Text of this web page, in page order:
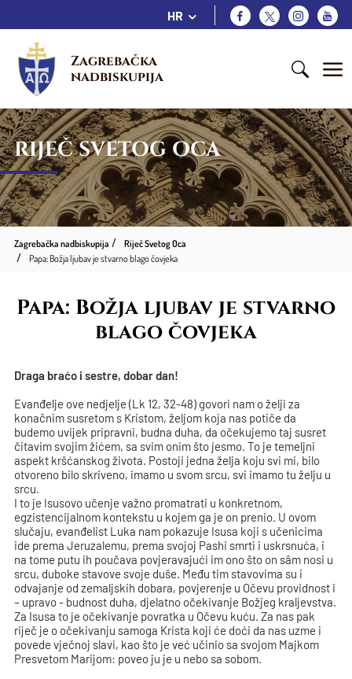
HR
Zagrebačka
nadbiskupija
RIJEČ SVETOG OCA
Zagrebačka nadbiskupija
Riječ Svetog Oca
Papa: Božja ljubav je stvarno blago čovjeka
Papa: Božja ljubav je stvarno
blago čovjeka
Draga braćo i sestre, dobar dan!
Evanđelje ove nedjelje (Lk 12, 32-48) govori nam o želji za
konačnim susretom s Kristom, željom koja nas potiče da
budemo uvijek pripravni, budna duha, da očekujemo taj susret
čitavim svojim žićem, sa svim onim što jesmo. To je temeljni
aspekt kršćanskog života. Postoji jedna želja koju svi mi, bilo
otvoreno bilo skriveno, imamo u svom srcu, svi imamo tu želju u
srcu.
I to je Isusovo učenje važno promatrati u konkretnom,
egzistencijalnom kontekstu u kojem ga je on prenio. U ovom
slučaju, evanđelist Luka nam pokazuje Isusa koji s učenicima
ide prema Jeruzalemu, prema svojoj Pashi smrti i uskrsnuća, i
na tome putu ih poučava povjeravajući im ono što on sâm nosi u
srcu, duboke stavove svoje duše. Među tim stavovima su i
odvajanje od zemaljskih dobara, povjerenje u Očevu providnost i
– upravo - budnost duha, djelatno očekivanje Božjeg kraljevstva.
Za Isusa to je očekivanje povratka u Očevu kuću. Za nas pak
riječ je o očekivanju samoga Krista koji će doći da nas uzme i
povede vječnoj slavi, kao što je već učinio sa svojom Majkom
Presvetom Marijom: poveo ju je u nebo sa sobom.